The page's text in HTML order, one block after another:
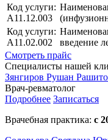
Код услуги:
A11.12.003
Код услуги:
A11.02.002
введение
Смотреть прайс
Специалисты нашей
Зянгиров Рушан
Врач-ревматолог
Подробнее Записаться
Врачебная практика: с